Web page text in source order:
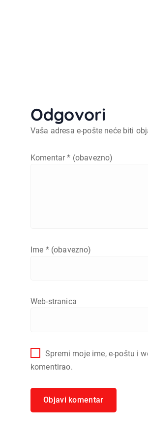
Odgovori
Vaša adresa e-pošte neće biti
Komentar* (obavezno)
Ime * (obavezno)
Web-stranica
Spremi moje ime, e-poštu i
komentirao.